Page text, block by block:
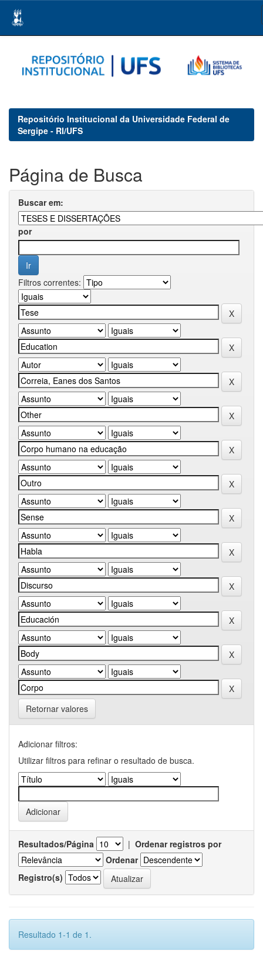
navigation
Repositório Institucional da Universidade Federal de
Sergipe - RI/UFS
Página de Busca
Buscar em:
por
Filtros correntes:
Retornar valores
Adicionar filtros:
Utilizar filtros para refinar o resultado de busca.
Resultados/Página | Ordenar registros por
Ordenar
Registro(s)
Resultado 1-1 de 1.